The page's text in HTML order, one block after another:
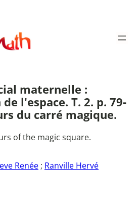
maternelle :
l'espace. T. 2. p. 79-
du carré magique.
of the magic square.
Renée ; Ranville Hervé